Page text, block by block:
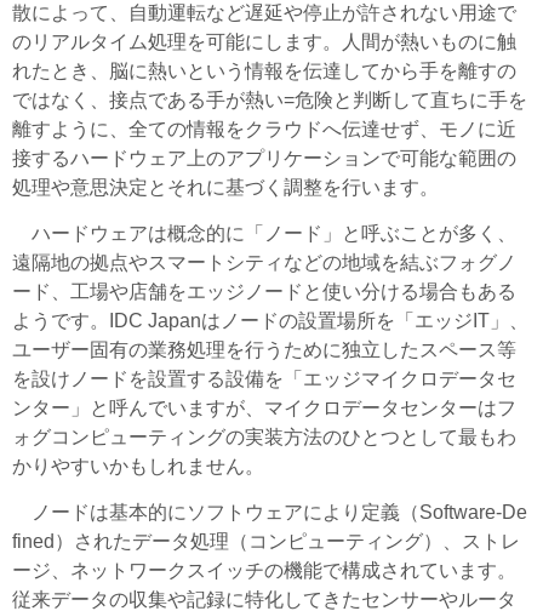
散によって、自動運転など遅延や停止が許されない用途で
のリアルタイム処理を可能にします。人間が熱いものに触
れたとき、脳に熱いという情報を伝達してから手を離すの
ではなく、接点である手が熱い=危険と判断して直ちに手を
離すように、全ての情報をクラウドへ伝達せず、モノに近
接するハードウェア上のアプリケーションで可能な範囲の
処理や意思決定とそれに基づく調整を行います。
ハードウェアは概念的に「ノード」と呼ぶことが多く、
遠隔地の拠点やスマートシティなどの地域を結ぶフォグノ
ード、工場や店舗をエッジノードと使い分ける場合もある
ようです。IDC Japanはノードの設置場所を「エッジIT」、
ユーザー固有の業務処理を行うために独立したスペース等
を設けノードを設置する設備を「エッジマイクロデータセ
ンター」と呼んでいますが、マイクロデータセンターはフ
ォグコンピューティングの実装方法のひとつとして最もわ
かりやすいかもしれません。
ノードは基本的にソフトウェアにより定義（Software-De
fined）されたデータ処理（コンピューティング）、ストレ
ージ、ネットワークスイッチの機能で構成されています。
従来データの収集や記録に特化してきたセンサーやルータ